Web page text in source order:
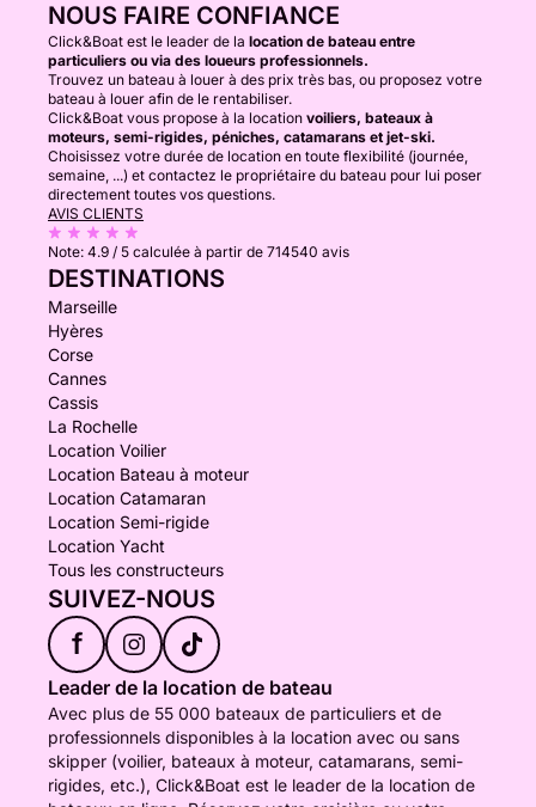
NOUS FAIRE CONFIANCE
Click&Boat est le leader de la location de bateau entre
particuliers ou via des loueurs professionnels.
Trouvez un bateau à louer à des prix très bas, ou proposez votre
bateau à louer afin de le rentabiliser.
Click&Boat vous propose à la location voiliers, bateaux à
moteurs, semi-rigides, péniches, catamarans et jet-ski.
Choisissez votre durée de location en toute flexibilité (journée,
semaine, ...) et contactez le propriétaire du bateau pour lui poser
directement toutes vos questions.
AVIS CLIENTS
Note: 4.9 / 5 calculée à partir de 714540 avis
DESTINATIONS
Marseille
Hyères
Corse
Cannes
Cassis
La Rochelle
Location Voilier
Location Bateau à moteur
Location Catamaran
Location Semi-rigide
Location Yacht
Tous les constructeurs
SUIVEZ-NOUS
f
Leader de la location de bateau
Avec plus de 55 000 bateaux de particuliers et de
professionnels disponibles à la location avec ou sans
skipper (voilier, bateaux à moteur, catamarans, semi-
rigides, etc.), Click&Boat est le leader de la location de